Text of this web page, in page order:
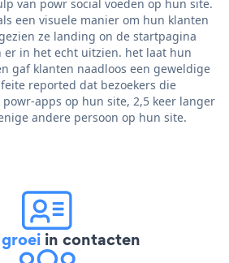
van powr social voeden op hun site.
een visuele manier om hun klanten
ze landing on de startpagina
er in het echt uitzien. het laat hun
gaf klanten naadloos een geweldige
reported dat bezoekers die
apps op hun site, 2,5 keer langer
andere persoon op hun site.
in contacten